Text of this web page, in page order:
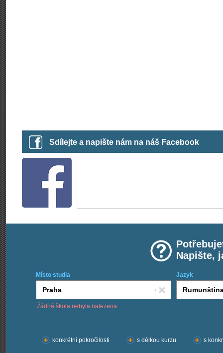
Sdílejte a napište nám na náš Facebook
Napište,
Místo studia Jazyk
Žádná škola nebyla nalezena
konkrétní pokročilosti
s délkou kurzu s